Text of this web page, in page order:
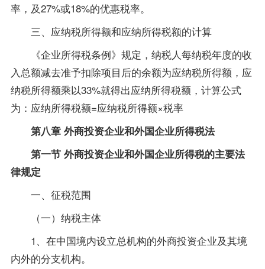
率，及27%或18%的优惠税率。
三、应纳税所得额和应纳所得税额的计算
《企业所得税条例》规定，纳税人每纳税年度的收
入总额减去准予扣除项目后的余额为应纳税所得额，应
纳税所得额乘以33%就得出应纳所得税额，计算公式
为：应纳所得税额=应纳税所得额×税率
第八章 外商投资企业和外国企业所得税法
第一节 外商投资企业和外国企业所得税的主要法
律规定
一、征税范围
（一）纳税主体
1、在中国境内设立总机构的外商投资企业及其境
内外的分支机构。